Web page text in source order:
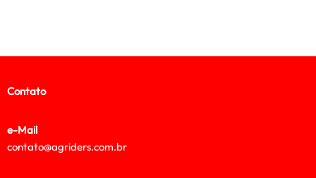
Contato
e-Mail
contato@agriders.com.br